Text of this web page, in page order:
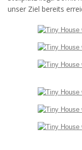
unser Ziel bereits